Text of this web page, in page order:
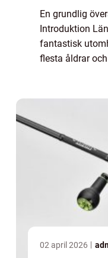
En grundlig
Introduktion
fantastisk
flesta åldrar
02 april 2026